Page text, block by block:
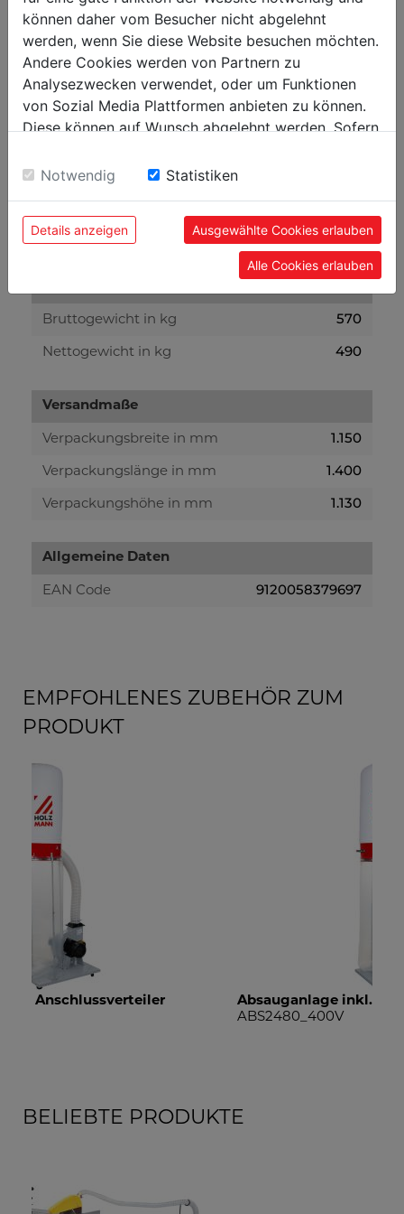
Vorritzsägeblatt in mm Ø120 x 20
Vorritzer Motorleistung in W 750
Vorritzsägeblatt Drehzahl in min-1 8000
Sägeblatt Schwenkbereich 0-45°
Lautstärke und Vibrationen:
Schall-Leistungspegel in dB(A) 90
Schall-Druckpegel in dB(A) 88,2
Bruttogewicht in kg 570
Nettogewicht in kg 490
Versandmaße
Verpackungsbreite in mm 1.150
Verpackungslänge in mm 1.400
Verpackungshöhe in mm 1.130
Allgemeine Daten
EAN Code 9120058379697
EMPFOHLENES ZUBEHÖR ZUM
PRODUKT
Absauganlage inkl. Anschlussverteiler
BELIEBTE PRODUKTE
können daher vom Besucher nicht abgelehnt
werden, wenn Sie diese Website besuchen möchten.
Andere Cookies werden von Partnern zu
Analysezwecken verwendet, oder um Funktionen
von Sozial Media Plattformen anbieten zu können.
Diese können auf Wunsch abgelehnt werden. Sofern
Einwilligung zu unseren Cookies.
Notwendig Statistiken
Details anzeigen Ausgewählte Cookies erlauben
Alle Cookies erlauben